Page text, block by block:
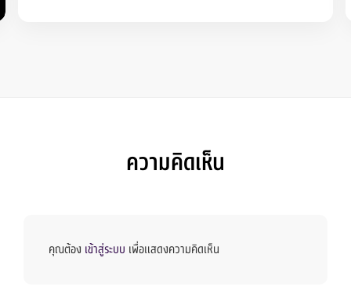
ความคิดเห็น
คุณต้อง เข้าสู่ระบบ เพื่อแสดงความคิดเห็น